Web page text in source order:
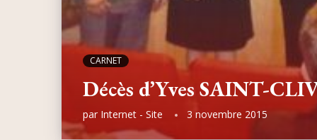
CARNET
Décès d’Yves SAINT-
par Internet - Site 3 novembre 2015